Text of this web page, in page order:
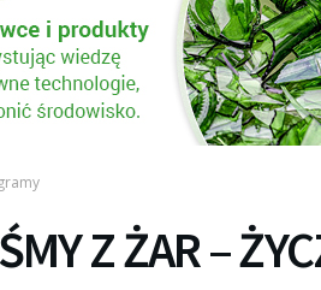
Z ŻAR –